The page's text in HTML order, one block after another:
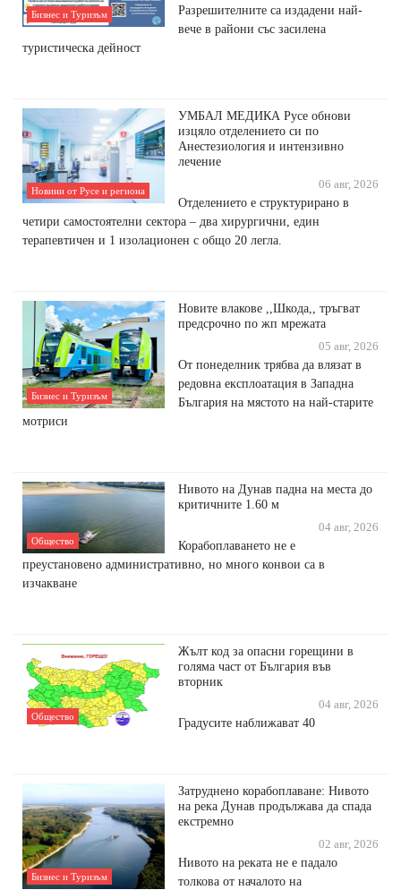
Бизнес и Туризъм
Разрешителните са издадени най-
вече в райони със засилена
туристическа дейност
Новини от Русе и региона
УМБАЛ МЕДИКА Русе обнови
изцяло отделението си по
Анестезиология и интензивно
лечение
06 авг, 2026
Отделението е структурирано в
четири самостоятелни сектора – два хирургични, един
терапевтичен и 1 изолационен с общо 20 легла.
Бизнес и Туризъм
Новите влакове ,,Шкода,, тръгват
предсрочно по жп мрежата
05 авг, 2026
От понеделник трябва да влязат в
редовна експлоатация в Западна
България на мястото на най-старите
мотриси
Общество
Нивото на Дунав падна на места до
критичните 1.60 м
04 авг, 2026
Корабоплаването не е
преустановено административно, но много конвои са в
изчакване
Общество
Жълт код за опасни горещини в
голяма част от България във
вторник
04 авг, 2026
Градусите наближават 40
Бизнес и Туризъм
Затруднено корабоплаване: Нивото
на река Дунав продължава да спада
екстремно
02 авг, 2026
Нивото на реката не е падало
толкова от началото на